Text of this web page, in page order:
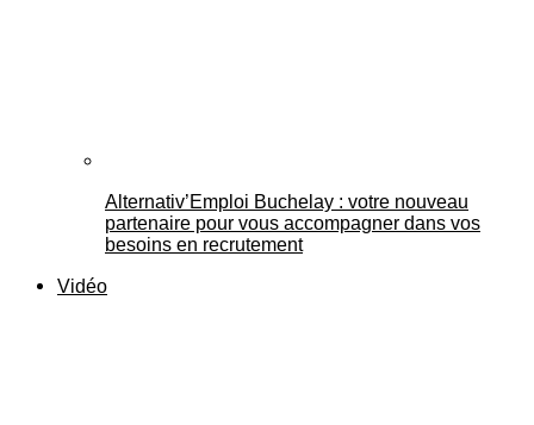
Alternativ’Emploi Buchelay : votre nouveau
partenaire pour vous accompagner dans vos
besoins en recrutement
Vidéo